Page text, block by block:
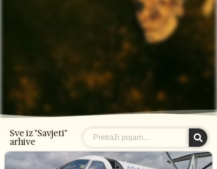
Sve iz "Savjeti"
arhive
Search